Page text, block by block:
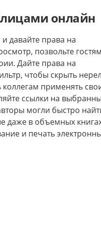
онлайн
давайте права на
позвольте гостям
Дайте права на
чтобы скрыть
применять
ссылки на
могли быстро
даже в объемных
и печать